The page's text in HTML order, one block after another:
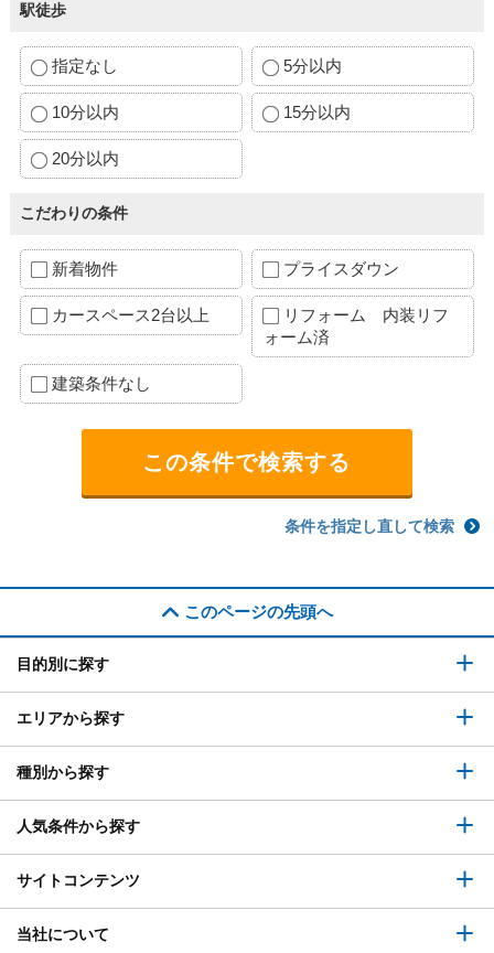
駅徒歩
指定なし 5分以内
10分以内 15分以内
20分以内
こだわりの条件
新着物件 プライスダウン
カースペース2台以上
リフォーム 内装リフ
ォーム済
建築条件なし
条件を指定し直して検索
このページの先頭へ
目的別に探す
エリアから探す
種別から探す
人気条件から探す
サイトコンテンツ
当社について